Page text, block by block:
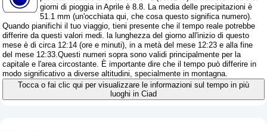
giorni di pioggia in Aprile è 8.8. La media delle precipitazioni è
51.1 mm (un'occhiata qui, che cosa questo significa numero).
Quando pianifichi il tuo viaggio, tieni presente che il tempo reale potrebbe
differire da questi valori medi. la lunghezza del giorno all'inizio di questo
mese è di circa 12:14 (ore e minuti), in a metà del mese 12:23 e alla fine
del mese 12:33.Questi numeri sopra sono validi principalmente per la
capitale e l'area circostante. È importante dire che il tempo può differire in
modo significativo a diverse altitudini, specialmente in montagna.
Tocca o fai clic qui per visualizzare le informazioni sul tempo in più
luoghi in Ciad